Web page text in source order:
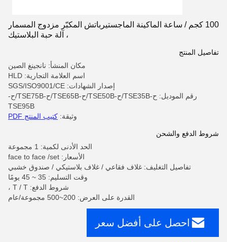
100 كجم / ساعة الماكينة الماجستيرباتش المكبّر مزدوج المسمار
، آلة حبة البلاستيك
تفاصيل المنتج
مكان المنشأ: نانجينغ الصين
اسم العلامة التجارية: HLD
إصدار الشهادات: SGS/ISO9001/CE
رقم الموديل: ح-TSE35B/ح-TSE50B/ح-TSE65B/ح-TSE75B/ح-
TSE95B
وثيقة: كتيب المنتج PDF
شروط الدفع والشحن
الحد الأدنى لكمية: 1 مجموعة
الأسعار: face to face /set
تفاصيل التغليف: غلاف فقاعي / غلاف بلاستيكي / صندوق خشبي
وقت التسليم: 35 ~ 45 يومًا
شروط الدفع: T / T ،
القدرة على العرض: 200~500 مجموعة/عام
احصل على أفضل سعر